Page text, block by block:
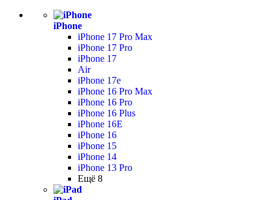
iPhone
iPhone 17 Pro Max
iPhone 17 Pro
iPhone 17
Air
iPhone 17e
iPhone 16 Pro Max
iPhone 16 Pro
iPhone 16 Plus
iPhone 16E
iPhone 16
iPhone 15
iPhone 14
iPhone 13 Pro
Ещё 8